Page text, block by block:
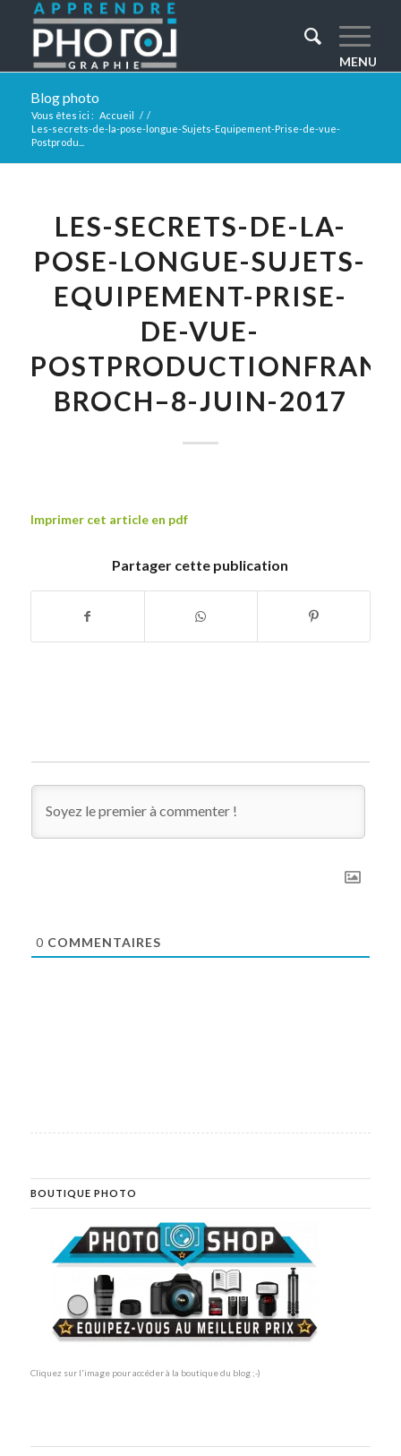
Blog photo
Vous êtes ici : Accueil / /
Les-secrets-de-la-pose-longue-Sujets-Equipement-Prise-de-vue-
Postprodu...
LES-SECRETS-DE-LA-
POSE-LONGUE-SUJETS-
EQUIPEMENT-PRISE-
DE-VUE-
BROCH–8-JUIN-2017
Imprimer cet article en pdf
Partager cette publication
0 COMMENTAIRES
BOUTIQUE PHOTO
Cliquez sur l'image pour accéder à la boutique du blog ;-)